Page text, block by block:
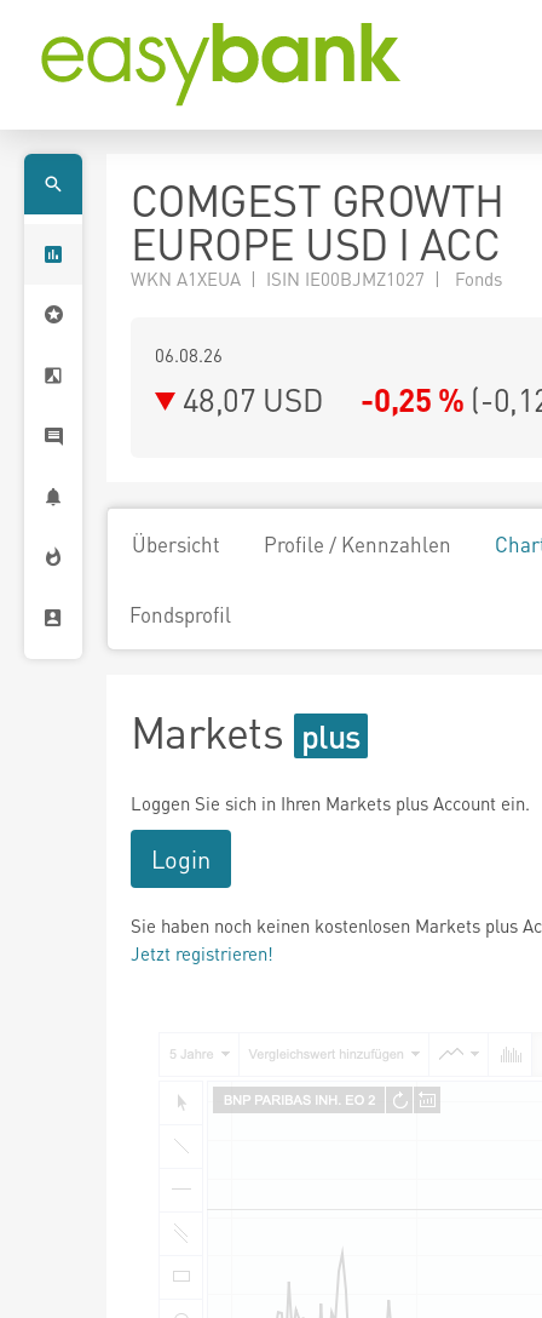
COMGEST GROWTH
EUROPE USD I ACC
WKN A1XEUA | ISIN IE00BJMZ1027 | Fonds
06.08.26
48,07 USD -0,25 % (-
Übersicht Profile / Kennzahlen
Fondsprofil
Markets
Loggen Sie sich in Ihren Markets plus Account ein.
Login
Sie haben noch keinen kostenlosen Markets plus
Jetzt registrieren!